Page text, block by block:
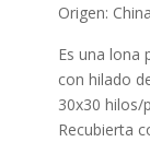
Origen: China
Es una lona
con hilado
30x30 hilos/
Recubierta